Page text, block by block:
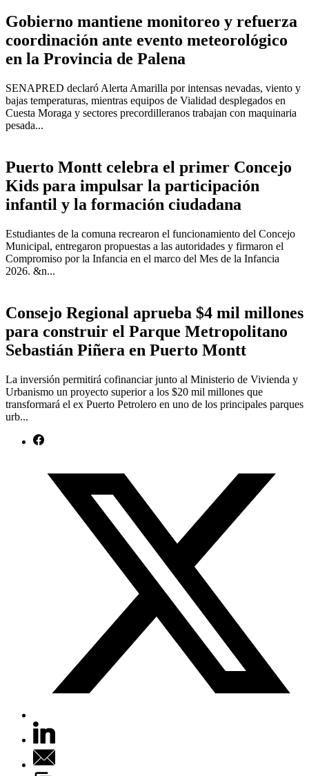
Gobierno mantiene monitoreo y refuerza
coordinación ante evento meteorológico
en la Provincia de Palena
SENAPRED declaró Alerta Amarilla por intensas nevadas, viento y
bajas temperaturas, mientras equipos de Vialidad desplegados en
Cuesta Moraga y sectores precordilleranos trabajan con maquinaria
pesada...
Puerto Montt celebra el primer Concejo
Kids para impulsar la participación
infantil y la formación ciudadana
Estudiantes de la comuna recrearon el funcionamiento del Concejo
Municipal, entregaron propuestas a las autoridades y firmaron el
Compromiso por la Infancia en el marco del Mes de la Infancia
2026. &n...
Consejo Regional aprueba $4 mil millones
para construir el Parque Metropolitano
Sebastián Piñera en Puerto Montt
La inversión permitirá cofinanciar junto al Ministerio de Vivienda y
Urbanismo un proyecto superior a los $20 mil millones que
transformará el ex Puerto Petrolero en uno de los principales parques
urb...